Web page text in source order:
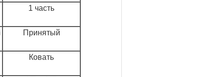
1 часть
Принятый
Ковать